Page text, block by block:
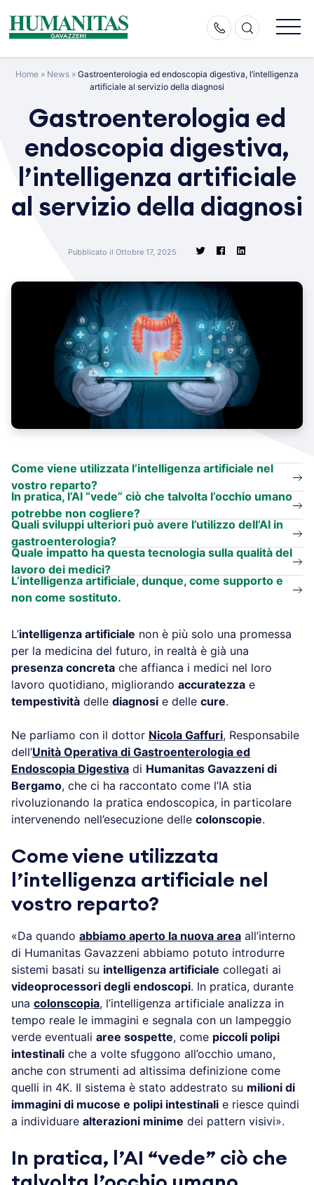
content
Home » News » Gastroenterologia ed endoscopia digestiva, l’intelligenza
artificiale al servizio della diagnosi
Gastroenterologia ed
endoscopia digestiva,
l’intelligenza artificiale
al servizio della diagnosi
Pubblicato il Ottobre 17, 2025
Come viene utilizzata l’intelligenza artificiale nel
vostro reparto?
In pratica, l’AI “vede” ciò che talvolta l’occhio umano
potrebbe non cogliere?
Quali sviluppi ulteriori può avere l’utilizzo dell’AI in
gastroenterologia?
Quale impatto ha questa tecnologia sulla qualità del
lavoro dei medici?
L’intelligenza artificiale, dunque, come supporto e
non come sostituto.
L’intelligenza artificiale non è più solo una promessa
per la medicina del futuro, in realtà è già una
presenza concreta che affianca i medici nel loro
lavoro quotidiano, migliorando accuratezza e
tempestività delle diagnosi e delle cure.
Ne parliamo con il dottor Nicola Gaffuri, Responsabile
dell’Unità Operativa di Gastroenterologia ed
Endoscopia Digestiva di Humanitas Gavazzeni di
Bergamo, che ci ha raccontato come l’IA stia
rivoluzionando la pratica endoscopica, in particolare
intervenendo nell’esecuzione delle colonscopie.
Come viene utilizzata
l’intelligenza artificiale nel
vostro reparto?
«Da quando abbiamo aperto la nuova area all’interno
di Humanitas Gavazzeni abbiamo potuto introdurre
sistemi basati su intelligenza artificiale collegati ai
videoprocessori degli endoscopi. In pratica, durante
una colonscopia, l’intelligenza artificiale analizza in
tempo reale le immagini e segnala con un lampeggio
verde eventuali aree sospette, come piccoli polipi
intestinali che a volte sfuggono all’occhio umano,
anche con strumenti ad altissima definizione come
quelli in 4K. Il sistema è stato addestrato su milioni di
immagini di mucose e polipi intestinali e riesce quindi
a individuare alterazioni minime dei pattern visivi».
In pratica, l’AI “vede” ciò che